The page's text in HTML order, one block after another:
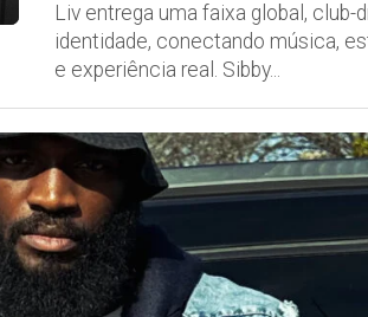
Liv entrega uma faixa global, club-
identidade, conectando música,
e experiência real. Sibby...